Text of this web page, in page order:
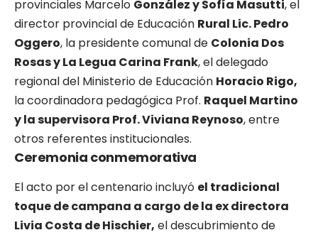
provinciales Marcelo González y Sofía Masutti, el
director provincial de Educación Rural Lic. Pedro
Oggero, la presidente comunal de Colonia Dos
Rosas y La Legua Carina Frank, el delegado
regional del Ministerio de Educación Horacio Rigo,
la coordinadora pedagógica Prof. Raquel Martino
y la supervisora Prof. Viviana Reynoso, entre
otros referentes institucionales.
Ceremonia conmemorativa
El acto por el centenario incluyó el tradicional
toque de campana a cargo de la ex directora
Livia Costa de Hischier, el descubrimiento de